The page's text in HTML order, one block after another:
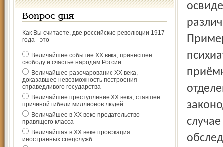
Вопрос дня
Как Вы считаете, две российские революции 1917
года - это
Величайшее событие ХХ века, принёсшее
свободу и счастье народам России
Величайшее разочарование ХХ века,
доказавшее невозможность построения
справедливого государства
Величайшее преступление ХХ века, ставшее
причиной гибели миллионов людей
Величайшее в ХХ веке предательство
правящего класса
Величайшая в ХХ веке провокация
иностранных спецслужб